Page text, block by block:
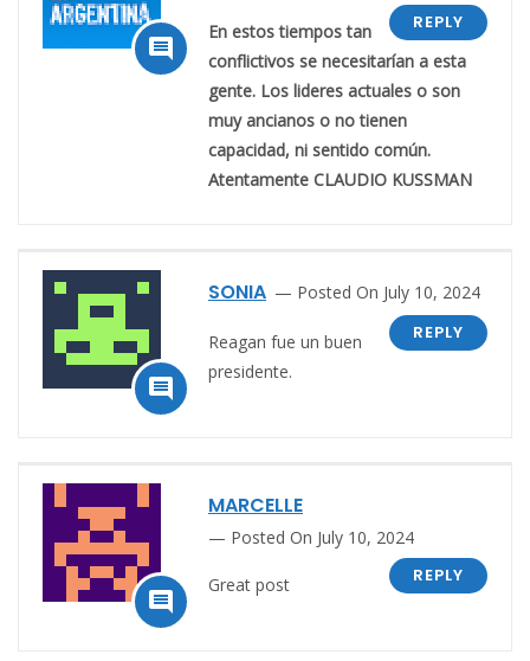

REPLY
En estos tiempos tan
conflictivos se necesitarían a esta
gente. Los lideres actuales o son
muy ancianos o no tienen
capacidad, ni sentido común.
Atentamente CLAUDIO KUSSMAN

SONIA
Posted On July 10, 2024
REPLY
Reagan fue un buen
presidente.

MARCELLE
Posted On July 10, 2024
REPLY
Great post